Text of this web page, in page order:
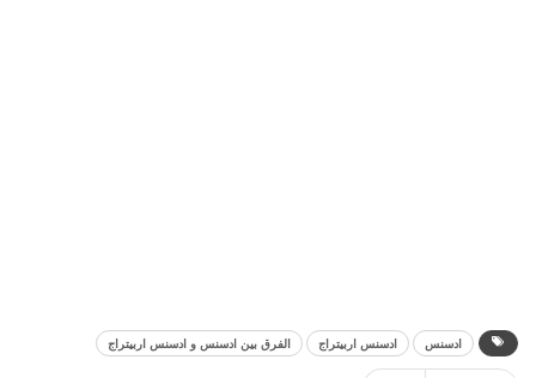
ادسنس ادسنس اربيتراج الفرق بين ادسنس و ادسنس اربيتراج